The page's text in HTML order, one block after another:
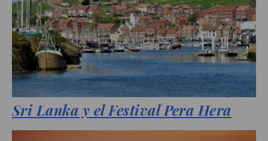
Sri Lanka y el Festival Pera Hera